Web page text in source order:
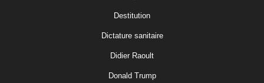
Destitution
Dictature sanitaire
Didier Raoult
Donald Trump